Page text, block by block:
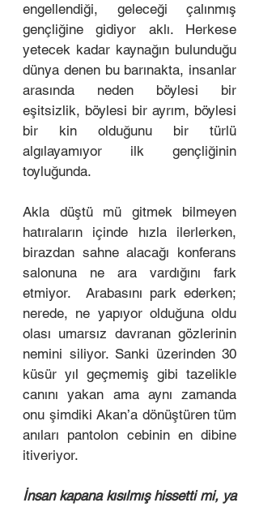
engellendiği, geleceği çalınmış
gençliğine gidiyor aklı. Herkese
yetecek kadar kaynağın bulunduğu
dünya denen bu barınakta, insanlar
arasında neden böylesi bir
eşitsizlik, böylesi bir ayrım, böylesi
bir kin olduğunu bir türlü
algılayamıyor ilk gençliğinin
toyluğunda.
Akla düştü mü gitmek bilmeyen
hatıraların içinde hızla ilerlerken,
birazdan sahne alacağı konferans
salonuna ne ara vardığını fark
etmiyor.  Arabasını park ederken;
nerede, ne yapıyor olduğuna oldu
olası umarsız davranan gözlerinin
nemini siliyor. Sanki üzerinden 30
küsür yıl geçmemiş gibi tazelikle
canını yakan ama aynı zamanda
onu şimdiki Akan’a dönüştüren tüm
anıları pantolon cebinin en dibine
itiveriyor.
İnsan kapana kısılmış hissetti mi, ya